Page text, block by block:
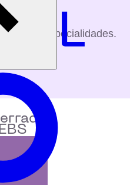
y sus especialidades.